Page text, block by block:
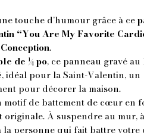
touche d’humour grâce à ce
“You Are My Favorite
.
de ¼ po, ce panneau gravé
, idéal pour la Saint-Valentin, un
pour décorer la maison.
motif de battement de cœur en
originale. À suspendre au mur,
la personne qui fait battre